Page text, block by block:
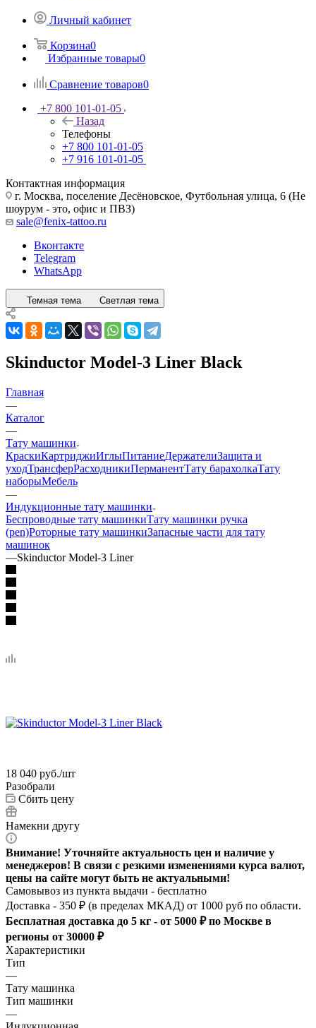
Личный кабинет
Корзина0
Избранные товары0
Сравнение товаров0
+7 800 101-01-05
Назад
Телефоны
+7 800 101-01-05
+7 916 101-01-05
Контактная информация
г. Москва, поселение Десёновское, Футбольная улица, 6 (Не
шоурум - это, офис и ПВЗ)
sale@fenix-tattoo.ru
Вконтакте
Telegram
WhatsApp
Темная тема Светлая тема
Skinductor Model-3 Liner Black
Главная
—
Каталог
—
Тату машинки
КраскиКартриджиИглыПитаниеДержателиЗащита и
уходТрансферРасходникиПерманентТату барахолкаТату
наборыМебель
—
Индукционные тату машинки
Беспроводные тату машинкиТату машинки ручка
(pen)Роторные тату машинкиЗапасные части для тату
машинок
—Skinductor Model-3 Liner
18 040 руб./шт
Разобрали
Сбить цену
Намекни другу
Внимание! Уточняйте актуальность цен и наличие у
менеджеров! В связи с резкими изменениями курса валют,
цены на сайте могут быть не актуальными!
Самовывоз из пункта выдачи - бесплатно
Доставка - 350 ₽ (в пределах МКАД) от 1000 руб по области.
Бесплатная доставка до 5 кг - от 5000 ₽ по Москве в
регионы от 30000 ₽
Характеристики
Тип
—
Тату машинка
Тип машинки
—